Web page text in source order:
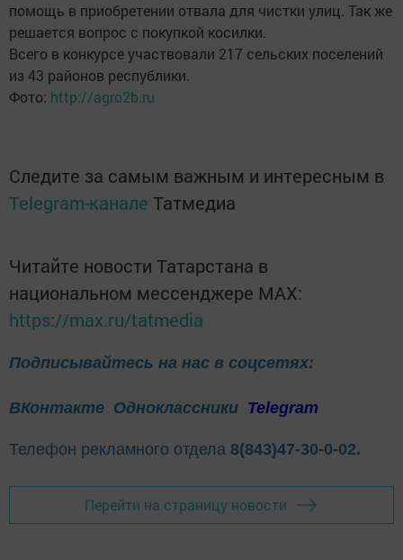
помощь в приобретении отвала для чистки улиц. Так же
решается вопрос с покупкой косилки.
Всего в конкурсе участвовали 217 сельских поселений
из 43 районов республики.
Фото: http://agro2b.ru
Следите за самым важным и интересным в
Telegram-канале Татмедиа
Читайте новости Татарстана в
национальном мессенджере MАХ:
https://max.ru/tatmedia
Подписывайтесь на нас в соцсетях:
ВКонтакте Одноклассники Telegram
Телефон рекламного отдела 8(843)47-30-0-02.
Перейти на страницу новости